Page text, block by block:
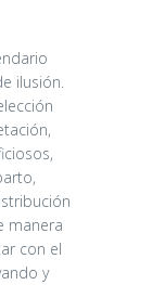
ilusión.
manera
con el
y